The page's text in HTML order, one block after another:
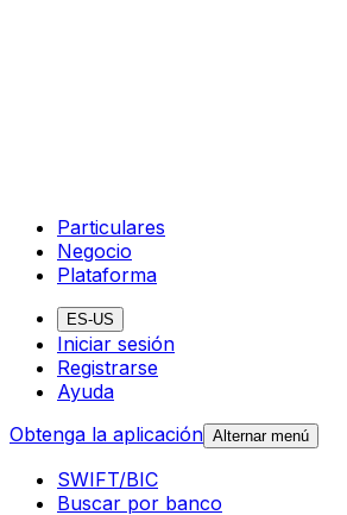
Particulares
Negocio
Plataforma
ES-US
Iniciar sesión
Registrarse
Ayuda
Obtenga la aplicación Alternar menú
SWIFT/BIC
Buscar por banco